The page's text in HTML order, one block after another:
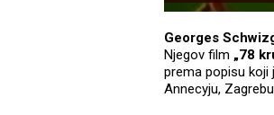
Georges
Njegov film „78
prema popisu koji
Annecyju,